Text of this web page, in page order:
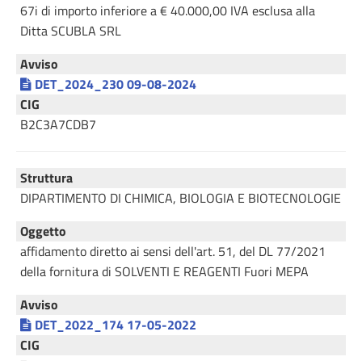
67i di importo inferiore a € 40.000,00 IVA esclusa alla
Ditta SCUBLA SRL
Avviso
DET_2024_230 09-08-2024
CIG
B2C3A7CDB7
Struttura
DIPARTIMENTO DI CHIMICA, BIOLOGIA E BIOTECNOLOGIE
Oggetto
affidamento diretto ai sensi dell'art. 51, del DL 77/2021
della fornitura di SOLVENTI E REAGENTI Fuori MEPA
Avviso
DET_2022_174 17-05-2022
CIG